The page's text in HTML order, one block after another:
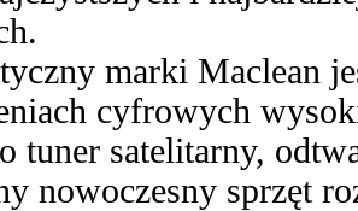
marki Maclean
cyfrowych
tuner satelitarny,
nowoczesny sprzęt